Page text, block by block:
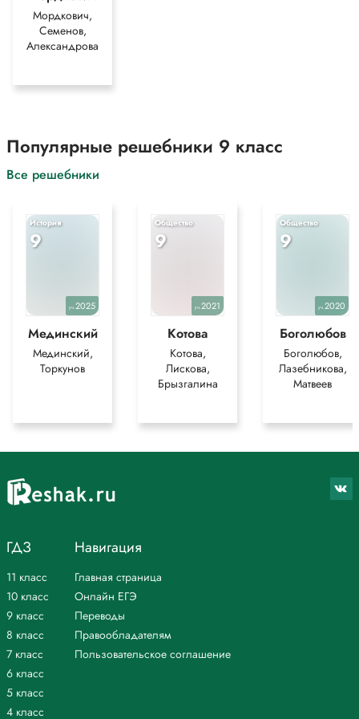
Мордкович,
Семенов,
Александрова
Популярные решебники 9 класс
Все решебники
История
9
уч.2025
Мединский
Мединский,
Торкунов
Общество
9
уч.2021
Котова
Котова,
Лискова,
Брызгалина
Общество
9
уч.2020
Боголюбов
Боголюбов,
Лазебникова,
Матвеев
ГДЗ
11 класс
10 класс
9 класс
8 класс
7 класс
6 класс
5 класс
4 класс
Навигация
Главная страница
Онлайн ЕГЭ
Переводы
Правообладателям
Пользовательское соглашение